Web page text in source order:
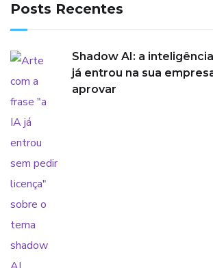
Posts Recentes
Shadow AI: a
já entrou na sua
aprovar